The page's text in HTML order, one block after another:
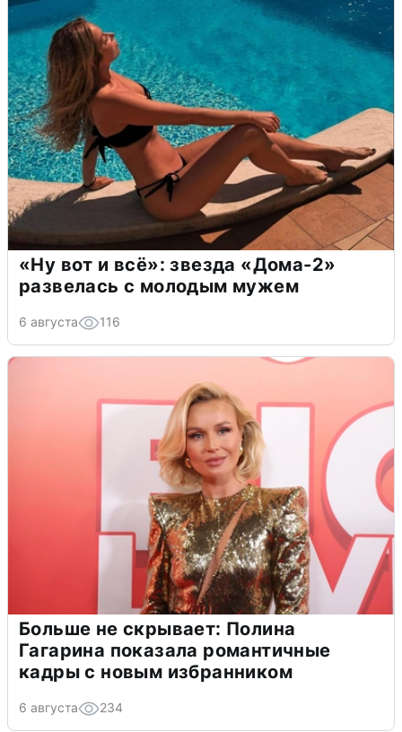
«Ну вот и всё»: звезда «Дома-2»
развелась с молодым мужем
6 августа 116
Больше не скрывает: Полина
Гагарина показала романтичные
кадры с новым избранником
6 августа 234